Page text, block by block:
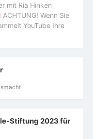
mit Ria Hinken
ACHTUNG! Wenn Sie
YouTube Ihre
Stiftung 2023 für